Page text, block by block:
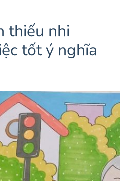
thiếu nhi
tốt ý nghĩa